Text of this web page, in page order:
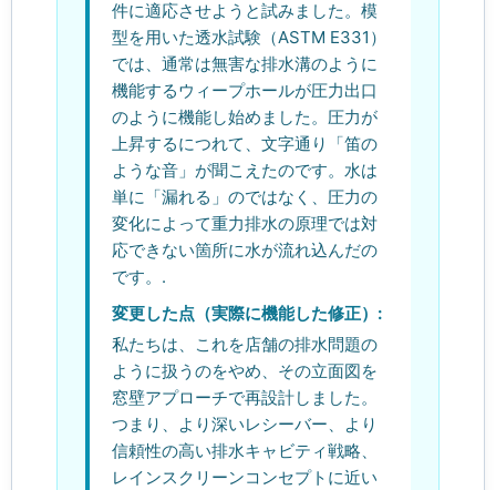
件に適応させようと試みました。模
型を用いた透水試験（ASTM E331）
では、通常は無害な排水溝のように
機能するウィープホールが圧力出口
のように機能し始めました。圧力が
上昇するにつれて、文字通り「笛の
ような音」が聞こえたのです。水は
単に「漏れる」のではなく、圧力の
変化によって重力排水の原理では対
応できない箇所に水が流れ込んだの
です。.
変更した点（実際に機能した修正）:
私たちは、これを店舗の排水問題の
ように扱うのをやめ、その立面図を
窓壁アプローチで再設計しました。
つまり、より深いレシーバー、より
信頼性の高い排水キャビティ戦略、
レインスクリーンコンセプトに近い